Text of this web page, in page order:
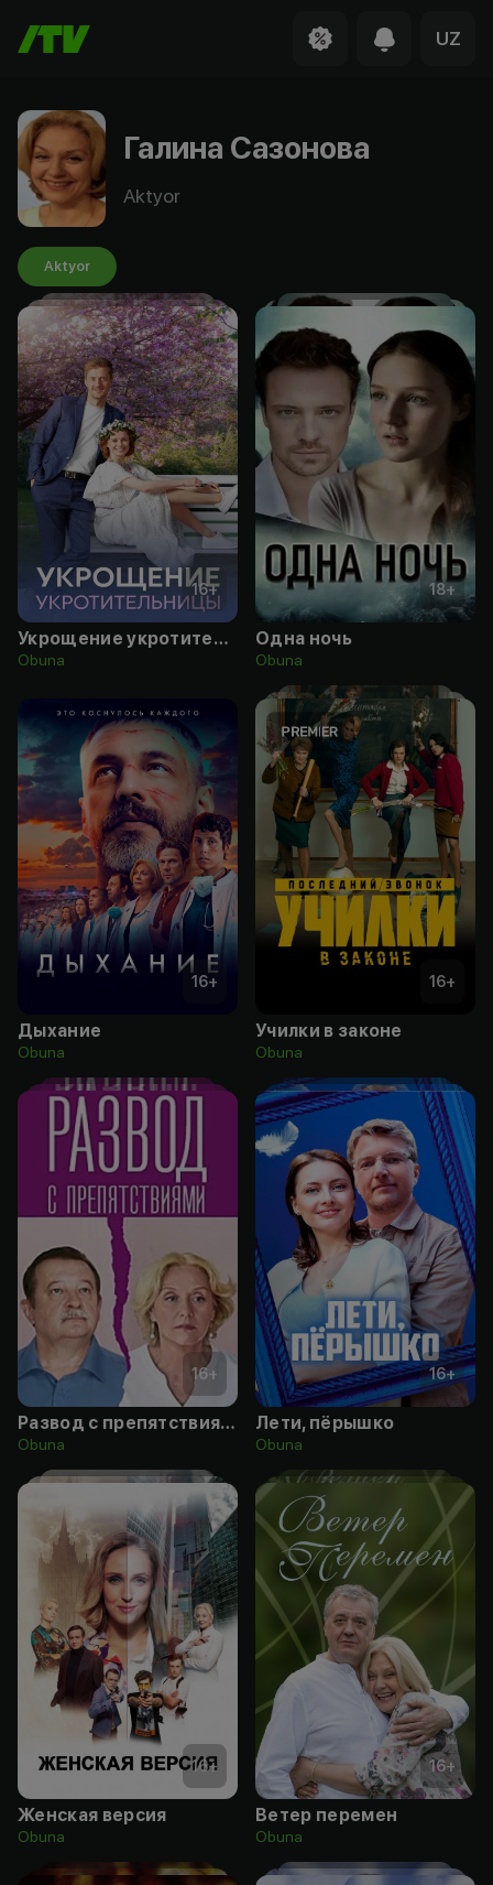
UZ
Галина Сазонова
Aktyor
Aktyor
16+
Укрощение укротительницы
Obuna
18+
Одна ночь
Obuna
16+
Дыхание
Obuna
16+
Училки в законе
Obuna
16+
Развод с препятствиями
Obuna
16+
Лети, пёрышко
Obuna
16+
Женская версия
Obuna
16+
Ветер перемен
Obuna